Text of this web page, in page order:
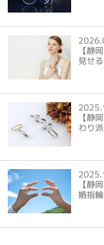
【静
見せ
【静
わり
【静
婚指